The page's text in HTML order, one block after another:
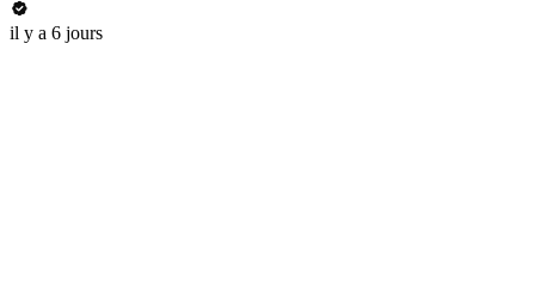
il y a 6 jours